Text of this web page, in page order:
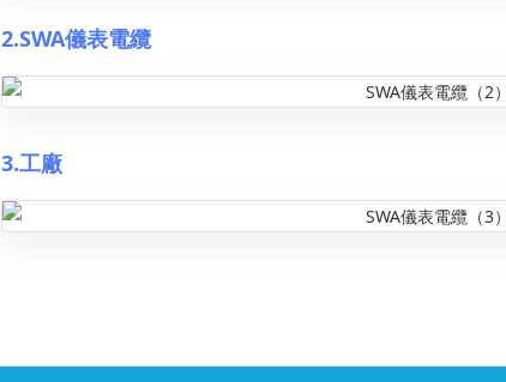
2.SWA儀表電纜
3.工廠